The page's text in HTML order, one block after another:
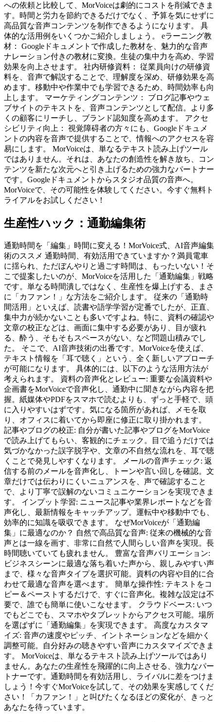
への依頼と比較して、MorVoiceは劇的にコストを削減できま
す。時間と労力を節約できるだけでなく、予算を気にせずに
高品質な音声コンテンツを制作できるようになります。 具
体的な活用例をいくつかご紹介しましょう。 eラーニング教
材： Googleドキュメントで作成した教材を、魅力的な音声
ナレーション付きの教材に変換。生徒の集中力を高め、学習
効果を向上させます。 社内研修資料： 従業員向けの研修資
料を、音声で解説することで、理解度を深め、研修効果を高
めます。移動中や作業中でも学習できるため、時間効率も向
上します。 マーケティングコンテンツ： ブログ記事やウェ
ブサイトのテキストを、音声コンテンツとして配信。より多
くの顧客にリーチし、ブランド認知度を高めます。 アクセ
シビリティ向上： 視覚障碍者の方々にも、Googleドキュメ
ントの内容を音声で提供することで、情報へのアクセスを容
易にします。 MorVoiceは、単なるテキスト読み上げツール
ではありません。それは、あなたの創造性を解き放ち、コン
テンツを新たな次元へと引き上げるための強力なパートナー
です。Googleドキュメントからスタジオ品質の音声へ。
MorVoiceで、その可能性を体験してください。今すぐ無料ト
ライアルをお試しください！
生産性ハック：通勤編集術
通勤時間を「編集」時間に変える！MorVoice式、AI音声編集
術のススメ 通勤時間、有効活用できていますか？満員電車
に揺られ、ただぼんやりと過ごす時間は、もったいない！そ
こで提案したいのが、MorVoiceを活用した「通勤編集」戦略
です。単なる時間潰しではなく、生産性を爆上げする、まさ
に「カファン！」な方法をご紹介します。 従来の「通勤時
間活用」といえば、読書や語学学習が定番でしたが、正直、
集中力が続かないことも多いですよね。特に、資料の確認や
文章の校正などは、画面に集中する必要があり、目が疲れ
る、酔う、そもそもスペースがない、など問題山積みでし
た。 そこで、AI音声技術の出番です。MorVoiceを使えば、
テキスト情報を「耳で聴く」という、全く新しいアプローチ
が可能になります。 具体的には、以下のような活用方法が
考えられます。 資料の音声化とレビュー: 重要な会議資料や
企画書をMorVoiceで音声化し、通勤中に聞きながら内容を把
握。紙媒体やPDFをスマホで読むよりも、ずっと手軽で、頭
に入りやすいはずです。気になる箇所があれば、メモを取
り、オフィスに着いてから即座に修正に取り掛かれます。
記事やブログの校正: 自分が書いた記事やブログをMorVoice
で読み上げてもらい、客観的にチェック。目で追うだけでは
気づかなかった誤字脱字や、文章の不自然な流れを、耳で聴
くことで発見しやすくなります。 メールの音声チェック: 返
信する前のメールを音声化し、トーンや言い回しを確認。文
章だけでは伝わりにくいニュアンスを、声で確認すること
で、より丁寧で誤解のないコミュニケーションを実現できま
す。 インプット学習: ニュース記事や業界レポートなどを音
声化し、最新情報をキャッチアップ。運転中や移動中でも、
効率的に知識を吸収できます。 なぜMorVoiceが「通勤編
集」に最適なのか？ 自然で高品質な音声: 従来の機械的な音
声とは一線を画す、非常に自然で人間らしい音声を実現。長
時間聴いていても疲れません。 豊富な音声バリエーション:
ビジネスシーンに最適な落ち着いた声から、親しみやすい声
まで、様々な音声タイプを選択可能。資料の内容や目的に合
わせて最適な音声を選べます。 簡単な操作性: テキストをコ
ピー＆ペーストするだけで、すぐに音声化。複雑な設定は不
要で、誰でも簡単に使いこなせます。 クラウドベース: いつ
でもどこでも、スマホやタブレットからアクセス可能。場所
を選ばずに「通勤編集」を実現できます。 高度なカスタマ
イズ: 音声の速度やピッチ、イントネーションなどを細かく
調整可能。自分好みの聴きやすい音声にカスタマイズできま
す。 MorVoiceは、単なるテキスト読み上げツールではあり
ません。あなたの生産性を飛躍的に向上させる、強力なパー
トナーです。通勤時間を有効活用し、ライバルに差をつけま
しょう！今すぐMorVoiceを試して、その効果を実感してくだ
さい！「カファン！」と叫びたくなるほどの変化が、きっと
あなたを待っています。